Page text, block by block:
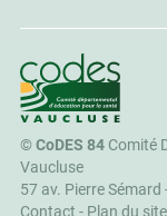
CoDES 84
©CoDES 84Comité
Vaucluse
57 av. Pierre
Contact - Plan du site